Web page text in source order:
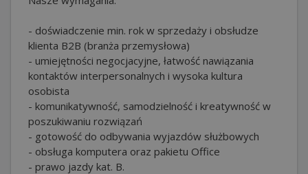
- doświadczenie min. rok w sprzedaży i obsłudze
klienta B2B (branża przemysłowa)
- umiejętności negocjacyjne, łatwość nawiązania
kontaktów interpersonalnych i wysoka kultura
osobista
- komunikatywność, samodzielność i kreatywność w
poszukiwaniu rozwiązań
- gotowość do odbywania wyjazdów służbowych
- obsługa komputera oraz pakietu Office
- prawo jazdy kat. B.